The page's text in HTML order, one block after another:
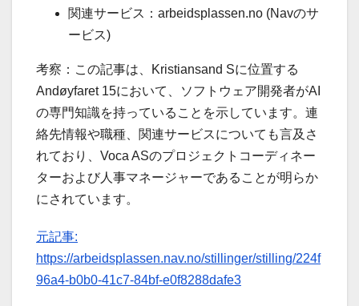
関連サービス：arbeidsplassen.no (Navのサ
ービス)
考察：この記事は、Kristiansand Sに位置する
Andøyfaret 15において、ソフトウェア開発者がAI
の専門知識を持っていることを示しています。連
絡先情報や職種、関連サービスについても言及さ
れており、Voca ASのプロジェクトコーディネー
ターおよび人事マネージャーであることが明らか
にされています。
元記事:
https://arbeidsplassen.nav.no/stillinger/stilling/224f
96a4-b0b0-41c7-84bf-e0f8288dafe3